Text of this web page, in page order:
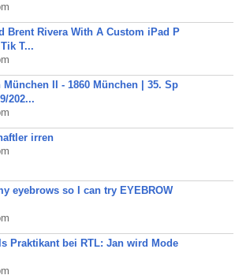
Brent Rivera With A Custom iPad P
T...
München II - 1860 München | 35. Sp
202...
irren
eyebrows so I can try EYEBROW
Praktikant bei RTL: Jan wird Mode